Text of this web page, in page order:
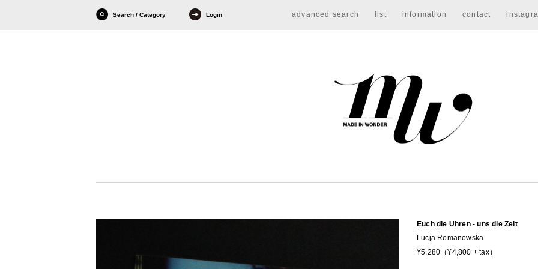
Search / Category Login advanced search list information contact
Euch die Uhren - uns die Zeit
Lucja Romanowska
¥5,280（¥4,800 + tax）